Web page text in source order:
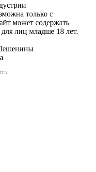
только с
может содержать
лиц младше 18 лет.